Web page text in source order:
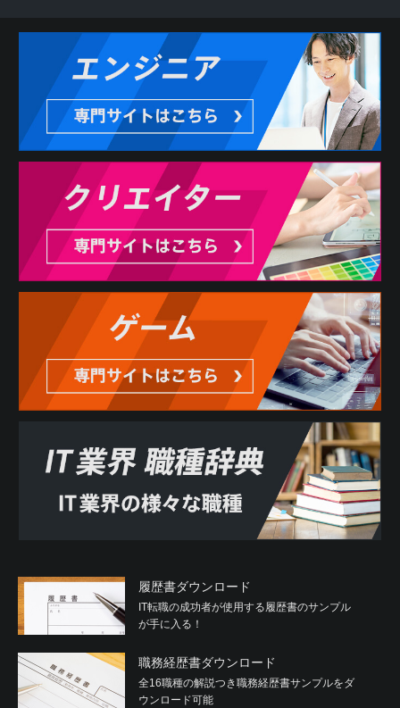
履歴書ダウンロード
IT転職の成功者が使用する履歴書のサンプル
が手に入る！
職務経歴書ダウンロード
全16職種の解説つき職務経歴書サンプルをダ
ウンロード可能